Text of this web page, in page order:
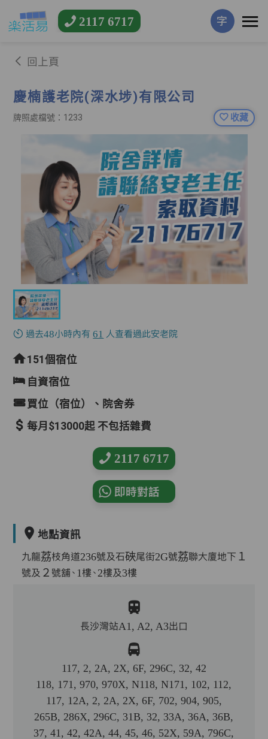
2117 6717 字
回上頁
慶楠護老院(深水埗)有限公司
牌照處檔號：1233 收藏
過去48小時內有61 人查看過此安老院
151個宿位
自資宿位
買位（宿位）、院舍券
每月$13000起 不包括雜費
2117 6717
即時對話
地點資訊
九龍荔枝角道236號及石硤尾街2G號荔聯大廈地下１
號及２號舖、1樓、2樓及3樓
長沙灣站A1, A2, A3出口
117, 2, 2A, 2X, 6F, 296C, 32, 42
118, 171, 970, 970X, N118, N171, 102, 112,
117, 12A, 2, 2A, 2X, 6F, 702, 904, 905,
265B, 286X, 296C, 31B, 32, 33A, 36A, 36B,
37, 41, 42, 42A, 44, 45, 46, 52X, 59A, 796C,